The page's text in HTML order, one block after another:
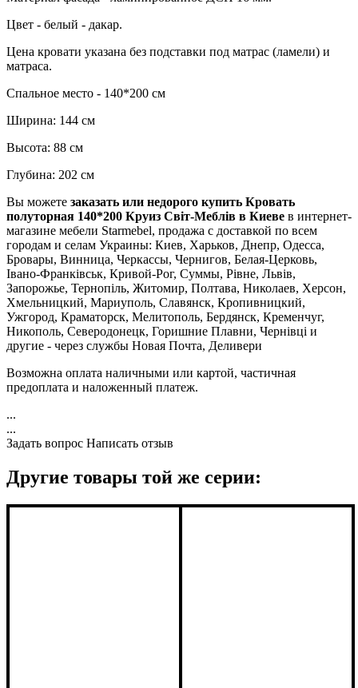
Цвет - белый - дакар.
Цена кровати указана без подставки под матрас (ламели) и
матраса.
Спальное место - 140*200 см
Ширина: 144 см
Высота: 88 см
Глубина: 202 см
Вы можете заказать или недорого купить Кровать
полуторная 140*200 Круиз Світ-Меблів в Киеве в интернет-
магазине мебели Starmebel, продажа с доставкой по всем
городам и селам Украины: Киев, Харьков, Днепр, Одесса,
Бровары, Винница, Черкассы, Чернигов, Белая-Церковь,
Івано-Франківськ, Кривой-Рог, Суммы, Рівне, Львів,
Запорожье, Тернопіль, Житомир, Полтава, Николаев, Херсон,
Хмельницкий, Мариуполь, Славянск, Кропивницкий,
Ужгород, Краматорск, Мелитополь, Бердянск, Кременчуг,
Никополь, Северодонецк, Горишние Плавни, Чернівці и
другие - через службы Новая Почта, Деливери
Возможна оплата наличными или картой, частичная
предоплата и наложенный платеж.
...
...
Задать вопрос Написать отзыв
Другие товары той же серии: